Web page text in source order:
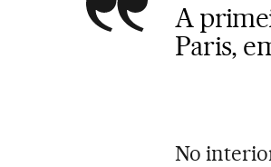
A
Paris,
No